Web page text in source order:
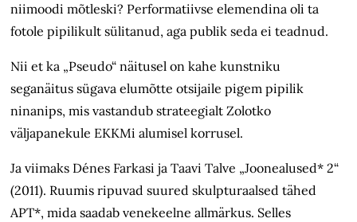
niimoodi mõtleski? Performatiivse elemendina oli ta
fotole pipilikult sülitanud, agapublik seda ei teadnud.
Nii et ka „Pseudo“ näitusel on kahe kunstniku
seganäitus sügava elumõtte otsijaile pigem pipilik
ninanips, mis vastandub strateegialt Zolotko
väljapanekule EKKMi alumisel korrusel.
Ja viimaks Dénes Farkasi ja Taavi Talve „Joonealused* 2“
(2011). Ruumis ripuvad suured skulpturaalsed tähed
APT*, mida saadab venekeelne allmärkus. Selles